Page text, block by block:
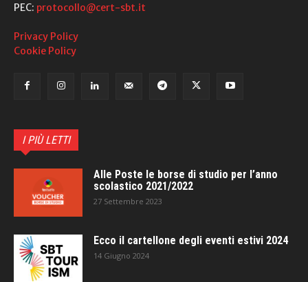
PEC: protocollo@cert-sbt.it
Privacy Policy
Cookie Policy
I PIÙ LETTI
Alle Poste le borse di studio per l’anno
scolastico 2021/2022
27 Settembre 2023
Ecco il cartellone degli eventi estivi 2024
14 Giugno 2024